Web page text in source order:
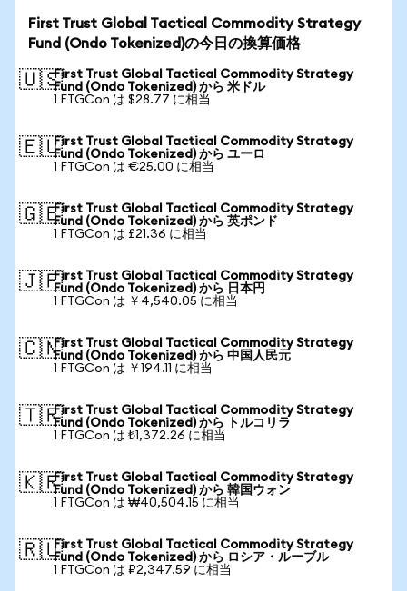
First Trust Global Tactical Commodity Strategy
Fund (Ondo Tokenized)の今日の換算価格
🇺🇸First Trust Global Tactical Commodity Strategy
Fund (Ondo Tokenized) から 米ドル
1 FTGCon は $28.77 に相当
🇪🇺First Trust Global Tactical Commodity Strategy
Fund (Ondo Tokenized) から ユーロ
1 FTGCon は €25.00 に相当
🇬🇧First Trust Global Tactical Commodity Strategy
Fund (Ondo Tokenized) から 英ポンド
1 FTGCon は £21.36 に相当
🇯🇵First Trust Global Tactical Commodity Strategy
Fund (Ondo Tokenized) から 日本円
1 FTGCon は ￥4,540.05 に相当
🇨🇳First Trust Global Tactical Commodity Strategy
Fund (Ondo Tokenized) から 中国人民元
1 FTGCon は ￥194.11 に相当
🇹🇷First Trust Global Tactical Commodity Strategy
Fund (Ondo Tokenized) から トルコリラ
1 FTGCon は ₺1,372.26 に相当
🇰🇷First Trust Global Tactical Commodity Strategy
Fund (Ondo Tokenized) から 韓国ウォン
1 FTGCon は ₩40,504.15 に相当
🇷🇺First Trust Global Tactical Commodity Strategy
Fund (Ondo Tokenized) から ロシア・ルーブル
1 FTGCon は ₽2,347.59 に相当